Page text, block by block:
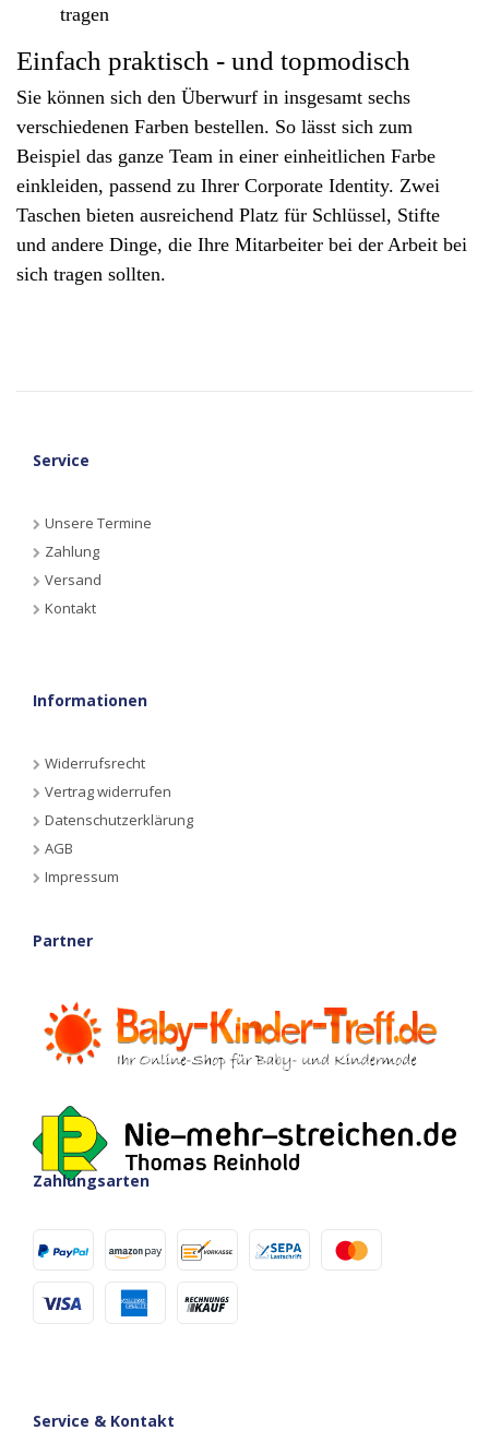
tragen
Einfach praktisch - und topmodisch
Sie können sich den Überwurf in insgesamt sechs
verschiedenen Farben bestellen. So lässt sich zum
Beispiel das ganze Team in einer einheitlichen Farbe
einkleiden, passend zu Ihrer Corporate Identity. Zwei
Taschen bieten ausreichend Platz für Schlüssel, Stifte
und andere Dinge, die Ihre Mitarbeiter bei der Arbeit bei
sich tragen sollten.
Service
Unsere Termine
Zahlung
Versand
Kontakt
Informationen
Widerrufsrecht
Vertrag widerrufen
Datenschutzerklärung
AGB
Impressum
Partner
Zahlungsarten
Service & Kontakt